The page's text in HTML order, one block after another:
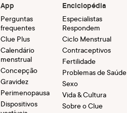
App
Perguntas
frequentes
Clue Plus
Calendário
menstrual
Concepção
Gravidez
Perimenopausa
Dispositivos
Enciclopédia
Especialistas
Respondem
Ciclo Menstrual
Contraceptivos
Fertilidade
Problemas de Saúde
Sexo
Vida & Cultura
Sobre o Clue